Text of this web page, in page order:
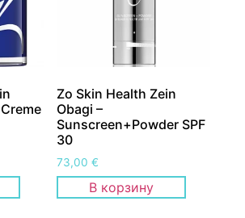
Zo Skin Health Zein
Obagi –
Sunscreen+Powder SPF
30
73,00€
В корзину